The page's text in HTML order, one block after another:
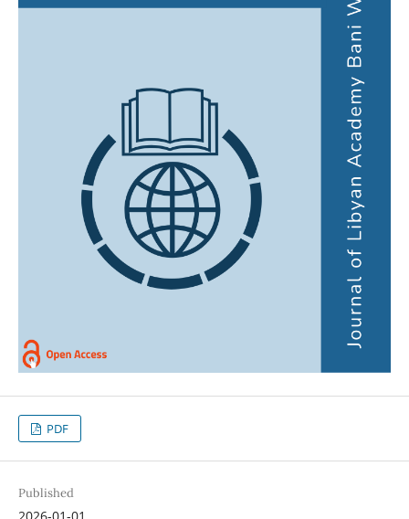
PDF
Published